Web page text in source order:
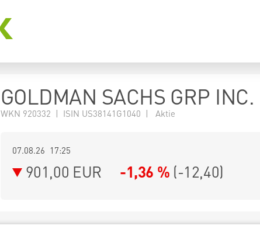
GOLDMAN SACHS GRP INC.
WKN 920332 | ISIN US38141G1040 | Aktie
07.08.26 17:25
901,00 EUR -1,36 % (-12,40)